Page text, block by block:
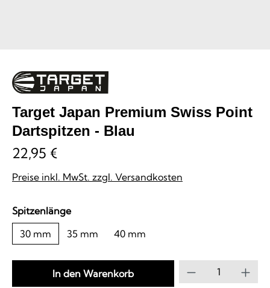
Target Japan Premium Swiss Point
Dartspitzen - Blau
22,95 €
Preise inkl. MwSt. zzgl. Versandkosten
Spitzenlängeauswählen
30 mm
35 mm 40 mm
Produkt
In den Warenkorb